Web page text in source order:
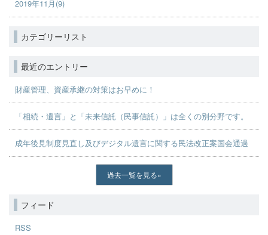
2019年11月(9)
カテゴリーリスト
最近のエントリー
財産管理、資産承継の対策はお早めに！
「相続・遺言」と「未来信託（民事信託）」は全くの別分野です。
成年後見制度見直し及びデジタル遺言に関する民法改正案国会通過
過去一覧を見る
フィード
RSS